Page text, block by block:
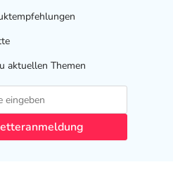
aktuellen Themen